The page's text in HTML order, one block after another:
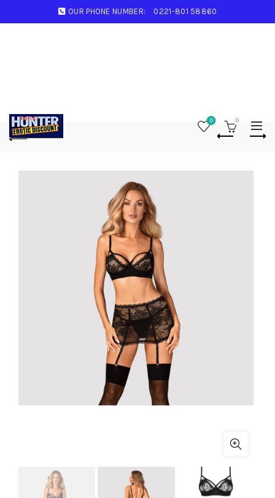
OUR PHONE NUMBER: 0221-801 58860
0 0